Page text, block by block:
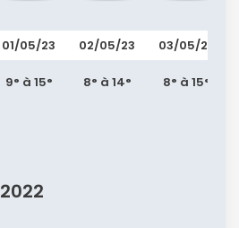
01/05/23
9° à 15°
02/05/23
8° à 14°
03/05/23
8° à 15°
2022